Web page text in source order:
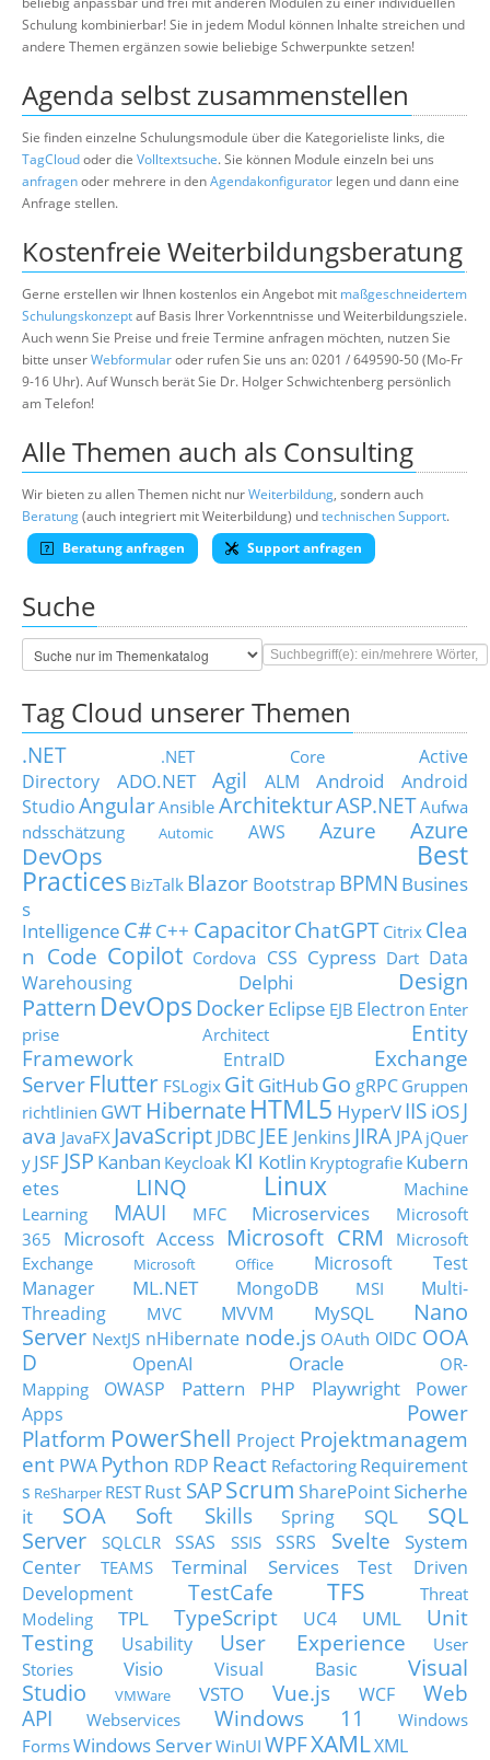
Schulung kombinierbar! Sie in jedem Modul können Inhalte streichen und
andere Themen ergänzen sowie beliebige Schwerpunkte setzen!
Agenda selbst zusammenstellen
Sie finden einzelne Schulungsmodule über die Kategorieliste links, die
TagCloudoder die Volltextsuche. Sie können Module einzeln bei uns
anfragenoder mehrere in denAgendakonfigurator legen und dann eine
Anfrage stellen.
Kostenfreie Weiterbildungsberatung
Gerne erstellen wir Ihnen kostenlos ein Angebot mit maßgeschneidertem
Schulungskonzeptauf Basis Ihrer Vorkenntnisse und Weiterbildungsziele.
Auch wenn Sie Preise und freie Termine anfragen möchten, nutzen Sie
bitte unserWebformularoder rufen Sie uns an: 0201 / 649590-50 (Mo-Fr
9-16 Uhr). Auf Wunsch berät Sie Dr. Holger Schwichtenberg persönlich
am Telefon!
Alle Themen auch als Consulting
Wir bieten zu allen Themen nicht nurWeiterbildung, sondern auch
Beratung(auch integriert mit Weiterbildung) undtechnischen Support.
Beratung anfragen
Support anfragen
Suche
Tag Cloud unserer Themen
.NET .NET Core
Active
Directory
ADO.NET Agil ALM Android
Android
StudioAngularAnsible ArchitekturASP.NETAufwa
ndsschätzung
Automic AWS Azure
Azure
DevOps
Best
Practices BizTalk Blazor Bootstrap BPMN Busines
s
Intelligence C#C++ CapacitorChatGPT Citrix Clea
n Code Copilot Cordova CSS Cypress Dart Data
Warehousing
Delphi
Design
Pattern DevOps DockerEclipse EJB Electron Enter
prise Architect
Entity
Framework
EntraID
Exchange
Server Flutter FSLogix Git GitHubGo gRPC Gruppen
richtlinien GWT HibernateHTML5 HyperVIIS iOSJ
ava JavaFX JavaScript JDBC JEE Jenkins JIRA JPA jQuer
y JSF JSP Kanban Keycloak KI Kotlin Kryptografie Kubern
etes
LINQ Linux
Machine
Learning
MAUI MFC Microservices
Microsoft
365
Microsoft Access Microsoft CRM
Microsoft
Exchange
Microsoft Office
Microsoft Test
Manager
ML.NET MongoDB MSI
Multi-
Threading
MVC MVVM MySQL
Nano
Server NextJS nHibernate node.js OAuth OIDC OOA
D
OpenAI Oracle
OR-
Mapping
OWASP Pattern PHP Playwright
Power
Apps
Power
Platform PowerShell Project Projektmanagem
ent PWA Python RDP React Refactoring Requirement
s ReSharper RESTRust SAPScrum SharePointSicherhe
it
SOA Soft Skills Spring SQL
SQL
Server
SQLCLR SSAS SSIS SSRS Svelte
System
Center
TEAMS Terminal Services
Test Driven
Development
TestCafe TFS
Threat
Modeling
TPL TypeScript UC4 UML
Unit
Testing
Usability User Experience
User
Stories
Visio Visual Basic
Visual
Studio
VMWare VSTO Vue.js WCF
Web
API
Webservices Windows 11
Windows
FormsWindows ServerWinUI WPFXAMLXML